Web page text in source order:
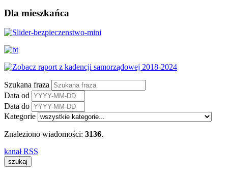
Dla mieszkańca
Szukana fraza
Data od
Data do
Kategorie
Znaleziono wiadomości: 3136.
kanał RSS